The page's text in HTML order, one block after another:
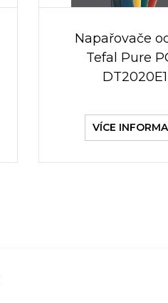
Napařovače
Tefal Pure
DT2020E1
VÍCE